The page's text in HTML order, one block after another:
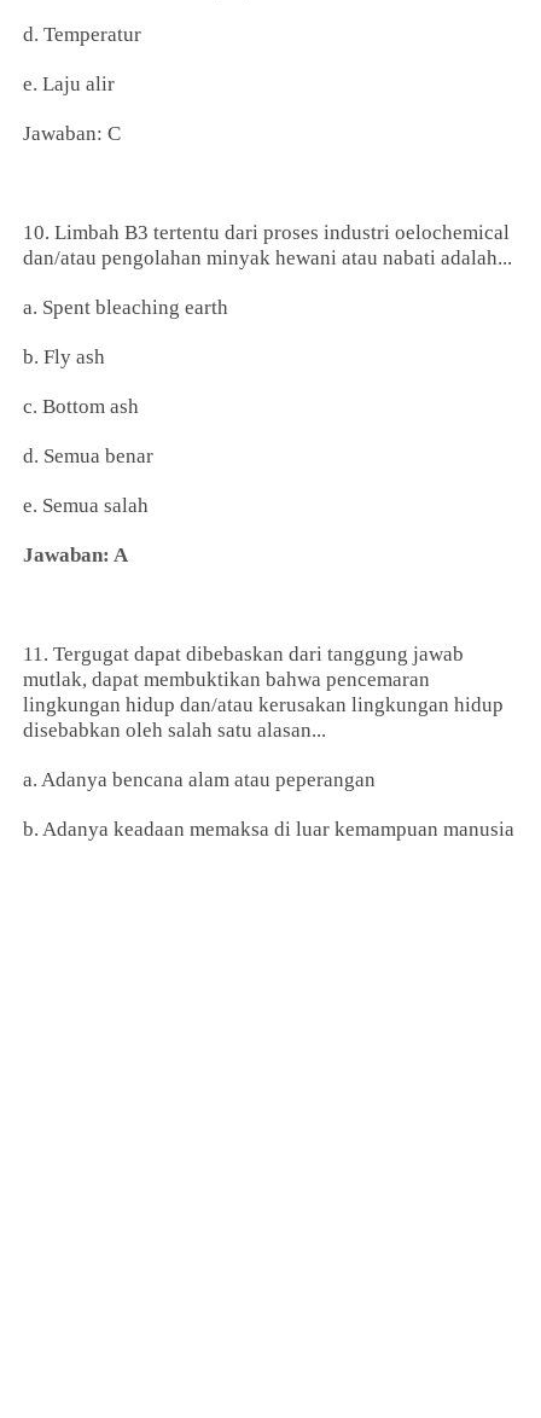
d. Temperatur
e. Laju alir
Jawaban: C
10. Limbah B3 tertentu dari proses industri oelochemical
dan/atau pengolahan minyak hewani atau nabati adalah...
a. Spent bleaching earth
b. Fly ash
c. Bottom ash
d. Semua benar
e. Semua salah
Jawaban: A
11. Tergugat dapat dibebaskan dari tanggung jawab
mutlak, dapat membuktikan bahwa pencemaran
lingkungan hidup dan/atau kerusakan lingkungan hidup
disebabkan oleh salah satu alasan...
a. Adanya bencana alam atau peperangan
b. Adanya keadaan memaksa di luar kemampuan manusia